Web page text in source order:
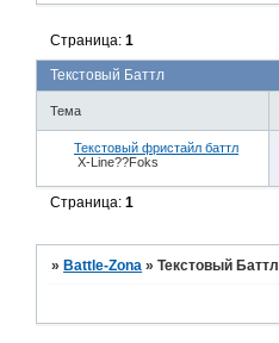
Текстовый Баттл
Страница:1
Тема
Текстовый фристайл баттл
X-Line??Foks
Страница:1
» Battle-Zona »Текстовый Баттл